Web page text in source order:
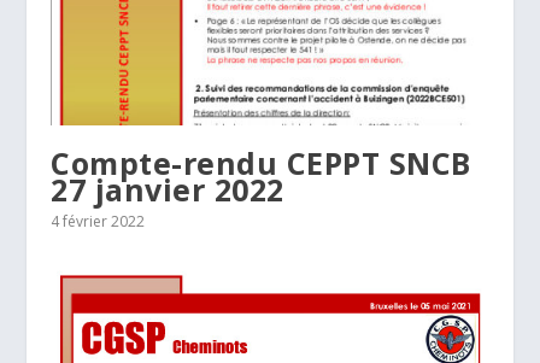
Compte-rendu CEPPT SNCB
27 janvier 2022
4 février 2022